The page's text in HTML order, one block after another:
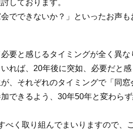
しております。
でできないか？」といったお声
要と感じるタイミングが全く異な
れば、20年後に突如、必要だと感
、それぞれのタイミングで「同
できるよう、30年50年と変わら
べく取り組んでまいりますので、